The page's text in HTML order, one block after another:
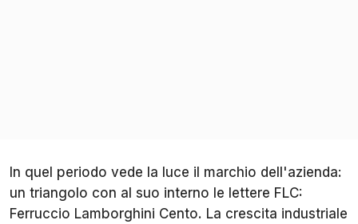
In quel periodo vede la luce il marchio dell'azienda:
un triangolo con al suo interno le lettere FLC:
Ferruccio Lamborghini Cento. La crescita industriale